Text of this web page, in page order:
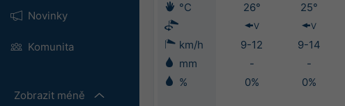
Novinky
Komunita
Zobrazit méně
°C
26° 25°
V V
km/h 9-12 9-14
mm
- -
%
0% 0%